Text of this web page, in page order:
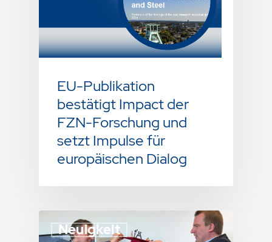
EU-Publikation
bestätigt Impact der
FZN-Forschung und
setzt Impulse für
europäischen Dialog
Neuigkeit